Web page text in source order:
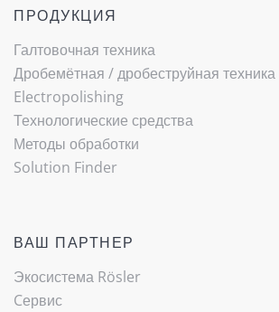
ПРОДУКЦИЯ
Галтовочная техника
Дробемётная / ­дробеструйная техника
Electropolishing
Технологические средства
Методы обработки
Solution Finder
ВАШ ПАРТНЕР
Экосистема Rösler
Cервис